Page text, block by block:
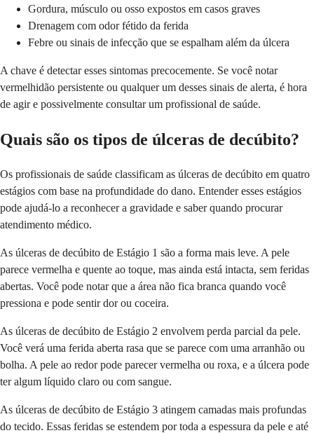
Gordura, músculo ou osso expostos em casos graves
Drenagem com odor fétido da ferida
Febre ou sinais de infecção que se espalham além da úlcera
A chave é detectar esses sintomas precocemente. Se você notar
vermelhidão persistente ou qualquer um desses sinais de alerta, é hora
de agir e possivelmente consultar um profissional de saúde.
Quais são os tipos de úlceras de decúbito?
Os profissionais de saúde classificam as úlceras de decúbito em quatro
estágios com base na profundidade do dano. Entender esses estágios
pode ajudá-lo a reconhecer a gravidade e saber quando procurar
atendimento médico.
As úlceras de decúbito de Estágio 1 são a forma mais leve. A pele
parece vermelha e quente ao toque, mas ainda está intacta, sem feridas
abertas. Você pode notar que a área não fica branca quando você
pressiona e pode sentir dor ou coceira.
As úlceras de decúbito de Estágio 2 envolvem perda parcial da pele.
Você verá uma ferida aberta rasa que se parece com uma arranhão ou
bolha. A pele ao redor pode parecer vermelha ou roxa, e a úlcera pode
ter algum líquido claro ou com sangue.
As úlceras de decúbito de Estágio 3 atingem camadas mais profundas
do tecido. Essas feridas se estendem por toda a espessura da pele e até